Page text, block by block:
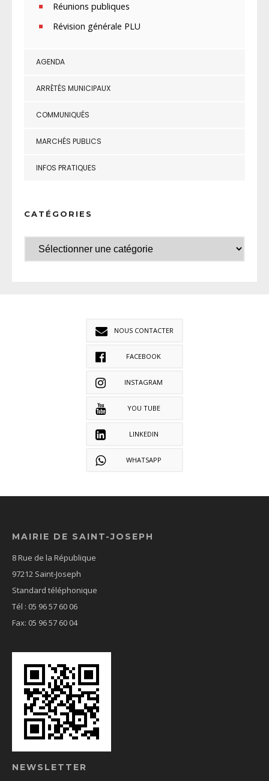
Réunions publiques
Révision générale PLU
AGENDA
ARRÊTÉS MUNICIPAUX
COMMUNIQUÉS
MARCHÉS PUBLICS
INFOS PRATIQUES
CATÉGORIES
NOUS CONTACTER
FACEBOOK
INSTAGRAM
YOU TUBE
LINKEDIN
WHATSAPP
MAIRIE DE SAINT-JOSEPH
8 Rue de la République
97212 Saint-Joseph
Standard téléphonique
Tél : 05 96 57 60 06
Fax: 05 96 57 60 04
NEWSLETTER